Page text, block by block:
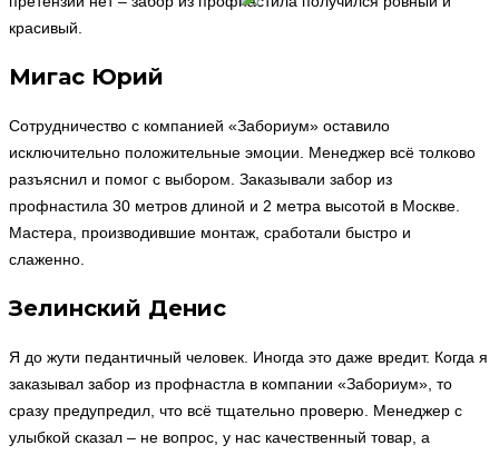
красивый.
Мигас Юрий
Сотрудничество с компанией «Забориум» оставило
исключительно положительные эмоции. Менеджер всё толково
разъяснил и помог с выбором. Заказывали забор из
профнастила 30 метров длиной и 2 метра высотой в Москве.
Мастера, производившие монтаж, сработали быстро и
слаженно.
Зелинский Денис
Я до жути педантичный человек. Иногда это даже вредит. Когда я
заказывал забор из профнастла в компании «Забориум», то
сразу предупредил, что всё тщательно проверю. Менеджер с
улыбкой сказал – не вопрос, у нас качественный товар, а